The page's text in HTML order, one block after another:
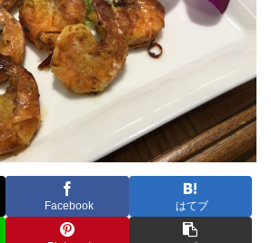
Facebook はてブ